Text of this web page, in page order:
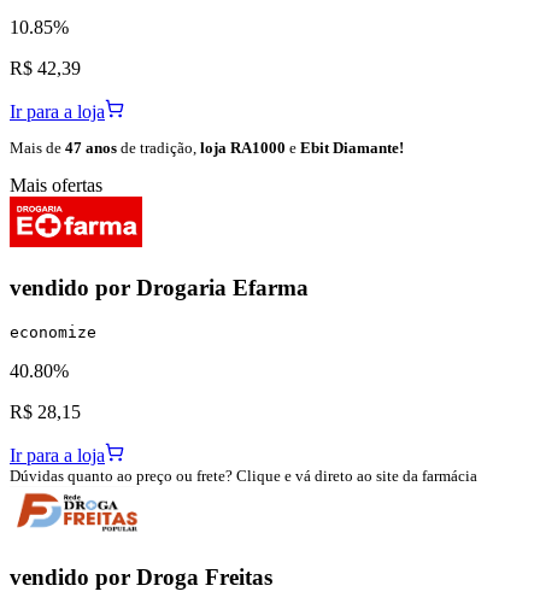
10.85%
R$ 42,39
Ir para a loja
Mais de 47 anos de tradição, loja RA1000 e Ebit Diamante!
Mais ofertas
vendido por Drogaria Efarma
economize
40.80%
R$ 28,15
Ir para a loja
Dúvidas quanto ao preço ou frete? Clique e vá direto ao site da farmácia
vendido por Droga Freitas